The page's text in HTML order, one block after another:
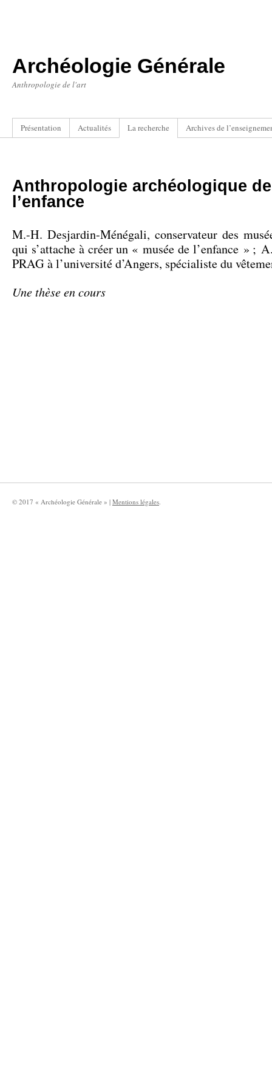
Archéologie Générale
Anthropologie de l'art
Présentation Actualités La recherche Archives de
Anthropologie archéologique de
l’enfance
M.-H. Desjardin-Ménégali, conservateur des
qui s’attache à créer un « musée de l’enfance » ;
PRAG à l’université d’Angers, spécialiste du
Une thèse en cours
© 2017 « Archéologie Générale » | Mentions légales.